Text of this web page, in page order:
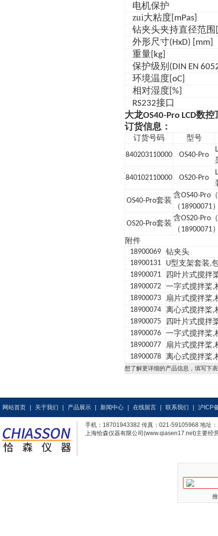
电机保护
zui大粘度 [mPas]
钻夹头夹持直径范围
外形尺寸(HxD) [mm]
重量 [kg]
保护级别 (DIN EN
环境温度 [oC]
相对湿度 [%]
RS232接口
大龙OS40-Pro LCD数控
订货信息：
订货号码 型号
840203110000 OS40-Pro
840102110000 OS20-Pro
OS40-Pro套装
含OS40-Pro （
（18900071
OS20-Pro套装
含OS20-Pro （
（18900071
附件
18900069 钻夹头
18900131 U型支架套装,
18900071 四叶片式搅拌
18900072 一字式搅拌桨,
18900073 扇片式搅拌桨,
18900074 离心式搅拌桨,
18900075 四叶片式搅拌
18900076 一字式搅拌桨,
18900077 扇片式搅拌桨,
18900078 离心式搅拌桨,
想了解更详细的产品信息，填写下
网站首页 关于我们 产品展示 新闻中心 在线留言 联系我们 沪ICP
手机：18701943382 传真：021-59105968 地址
上海恰森仪器有限公司(www.qiasen17.net)主要经